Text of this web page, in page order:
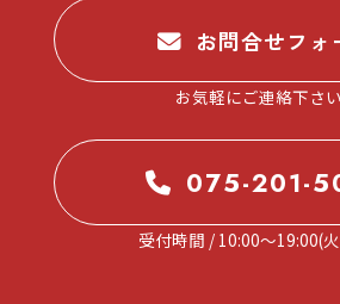
お問合せフォ
お気軽にご連絡下さい
075-201-
受付時間 / 10:00～19:00(